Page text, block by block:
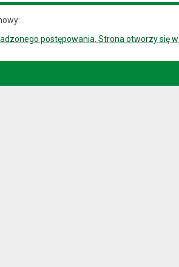
postępowania. Strona otworzy się